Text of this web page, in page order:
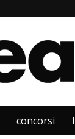
concorsi